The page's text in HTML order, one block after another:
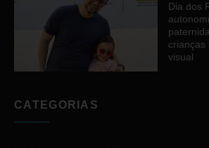
Dia dos
crianças
visual
CATEGORIAS